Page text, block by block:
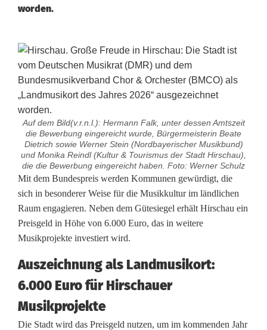
worden.
Auf dem Bild(v.r.n.l.): Hermann Falk, unter dessen Amtszeit
die Bewerbung eingereicht wurde, Bürgermeisterin Beate
Dietrich sowie Werner Stein (Nordbayerischer Musikbund)
und Monika Reindl (Kultur & Tourismus der Stadt Hirschau),
die die Bewerbung eingereicht haben. Foto: Werner Schulz
H
i
r
c
h
a
Mit dem Bundespreis werden Kommunen gewürdigt, die
sich in besonderer Weise für die Musikkultur im ländlichen
Raum engagieren. Neben dem Gütesiegel erhält Hirschau ein
Preisgeld in Höhe von 6.000 Euro, das in weitere
Musikprojekte investiert wird.
Auszeichnung als Landmusikort:
6.000 Euro für Hirschauer
Musikprojekte
Die Stadt wird das Preisgeld nutzen, um im kommenden Jahr